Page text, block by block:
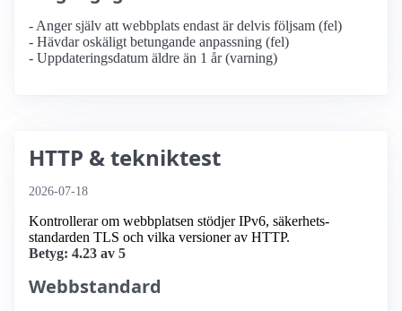
- Anger själv att webbplats endast är delvis följsam (fel)
- Hävdar oskäligt betungande anpassning (fel)
- Uppdateringsdatum äldre än 1 år (varning)
HTTP & tekniktest
2026-07-18
Kontrollerar om webbplatsen stödjer IPv6, säkerhets­
standarden TLS och vilka versioner av HTTP.
Betyg: 4.23 av 5
Webbstandard